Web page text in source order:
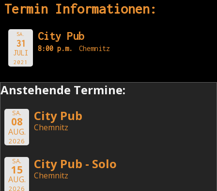
Termin Informationen:
SA.
31
JULI
2021
City Pub
8:00 p.m. Chemnitz
Anstehende Termine:
SA.
08
AUG.
2026
City Pub
Chemnitz
SA.
15
AUG.
2026
City Pub - Solo
Chemnitz